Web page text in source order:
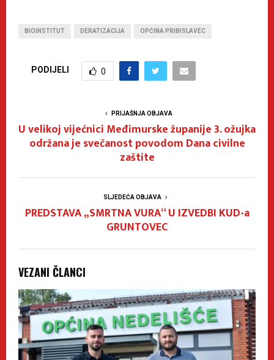
BIOINSTITUT DERATIZACIJA OPĆINA PRIBISLAVEC
PODIJELI 0
PRIJAŠNJA OBJAVA
U velikoj vijećnici Međimurske županije 3. ožujka
održana je svečanost povodom Dana civilne
zaštite
SLJEDEĆA OBJAVA
PREDSTAVA „SMRTNA VURA“ U IZVEDBI KUD-a
GRUNTOVEC
VEZANI ČLANCI